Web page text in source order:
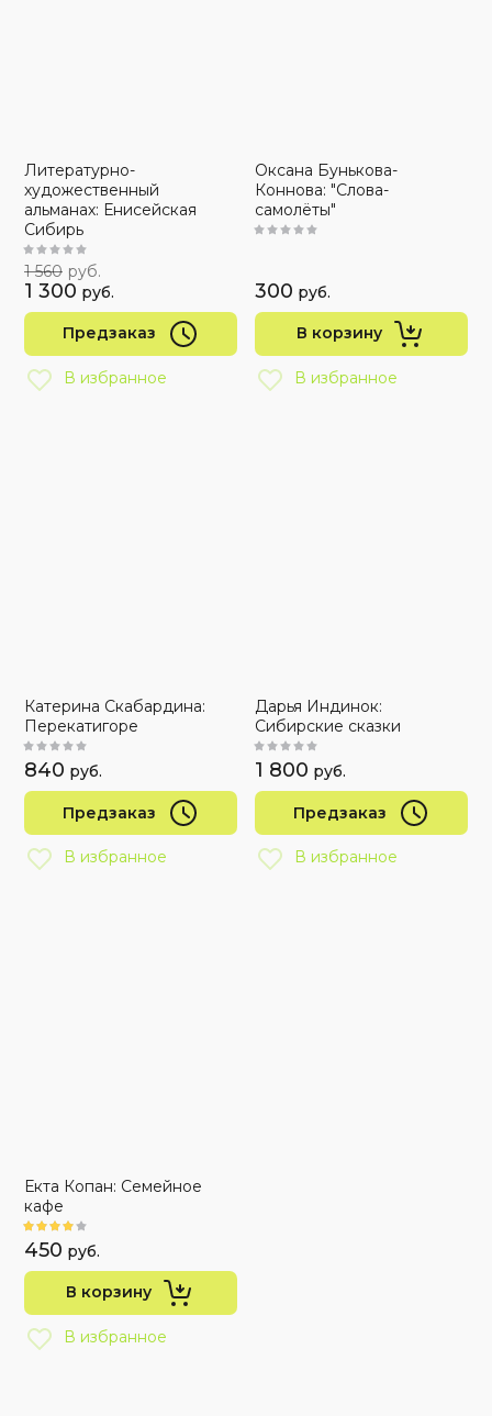
Литературно-
художественный
альманах: Енисейская
Сибирь
1 560 руб.
1 300 руб.
Предзаказ
В избранное
Оксана Бунькова-
Коннова: "Слова-
самолёты"
300 руб.
В корзину
В избранное
Катерина Скабардина:
Перекатигоре
840 руб.
Предзаказ
В избранное
Дарья Индинок:
Сибирские сказки
1 800 руб.
Предзаказ
В избранное
Екта Копан: Семейное
кафе
450 руб.
В корзину
В избранное